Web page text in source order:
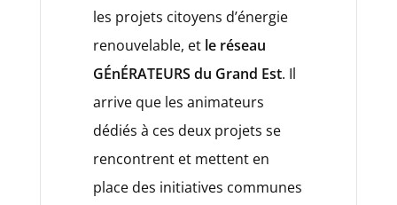
les projets citoyens d’énergie
renouvelable, et le réseau
GÉnÉRATEURS du Grand Est. Il
arrive que les animateurs
dédiés à ces deux projets se
rencontrent et mettent en
place des initiatives communes